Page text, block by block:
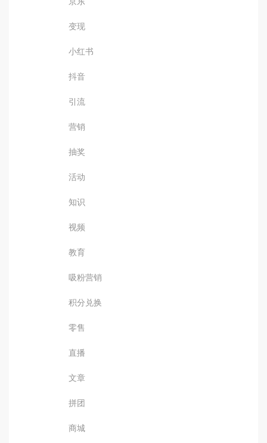
变现
小红书
抖音
引流
营销
抽奖
活动
知识
视频
教育
吸粉营销
积分兑换
零售
直播
文章
拼团
商城